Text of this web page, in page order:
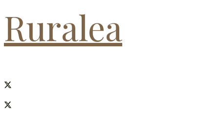
Ruralea